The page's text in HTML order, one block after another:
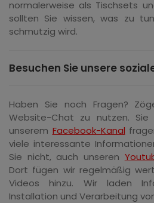
normalerweise als Tischsets
sollten Sie wissen, was zu
schmutzig wird.
Besuchen Sie unsere
Haben Sie noch Fragen?
Website-Chat zu nutzen.
unserem Facebook-Kanal
viele interessante
Sie nicht, auch unseren
Dort fügen wir regelmäßig
Videos hinzu. Wir laden
Installation und Verarbeitung